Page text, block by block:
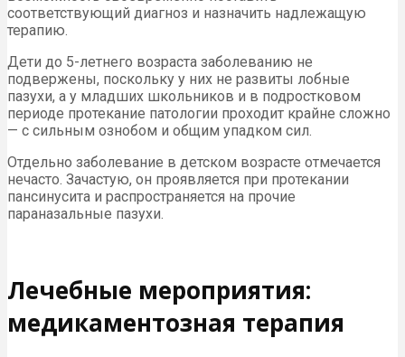
соответствующий диагноз и назначить надлежащую
терапию.
Дети до 5-летнего возраста заболеванию не
подвержены, поскольку у них не развиты лобные
пазухи, а у младших школьников и в подростковом
периоде протекание патологии проходит крайне сложно
— с сильным ознобом и общим упадком сил.
Отдельно заболевание в детском возрасте отмечается
нечасто. Зачастую, он проявляется при протекании
пансинусита и распространяется на прочие
параназальные пазухи.
Лечебные мероприятия:
медикаментозная терапия